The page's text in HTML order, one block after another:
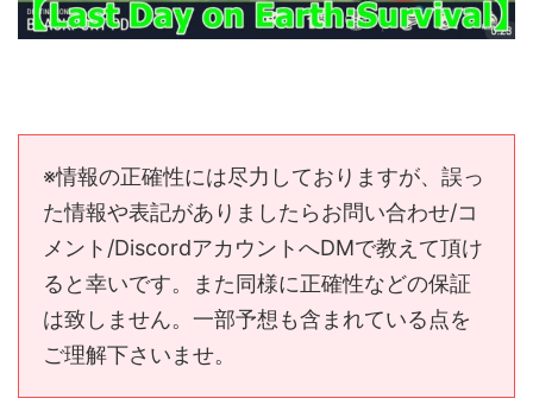
※情報の正確性には尽力しておりますが、誤っ
た情報や表記がありましたらお問い合わせ/コ
メント/DiscordアカウントへDMで教えて頂け
ると幸いです。また同様に正確性などの保証
は致しません。一部予想も含まれている点を
ご理解下さいませ。